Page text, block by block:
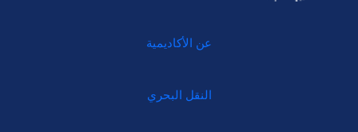
عن الأكاديمية
النقل البحري